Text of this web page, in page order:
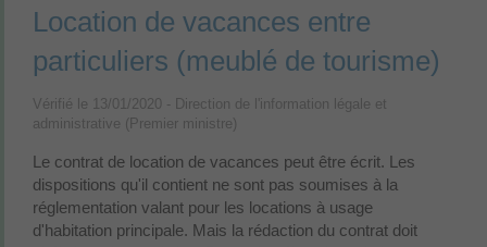
Location de vacances entre
particuliers (meublé de tourisme)
Vérifié le 13/01/2020 - Direction de l'information légale et
administrative (Premier ministre)
Le contrat de location de vacances peut être écrit. Les
dispositions qu'il contient ne sont pas soumises à la
réglementation valant pour les locations à usage
d'habitation principale. Mais la rédaction du contrat doit